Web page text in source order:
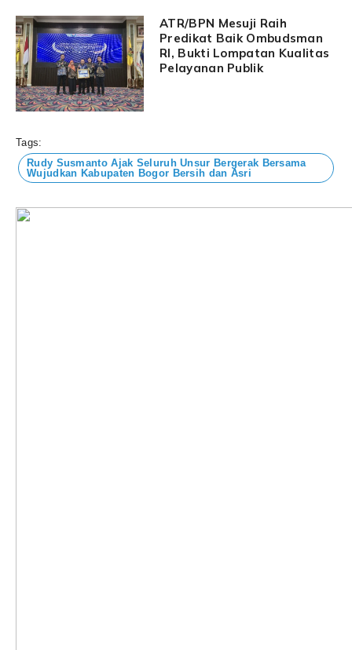
ATR/BPN Mesuji Raih
Predikat Baik Ombudsman
RI, Bukti Lompatan Kualitas
Pelayanan Publik
Tags:
Rudy Susmanto Ajak Seluruh Unsur Bergerak Bersama
Wujudkan Kabupaten Bogor Bersih dan Asri